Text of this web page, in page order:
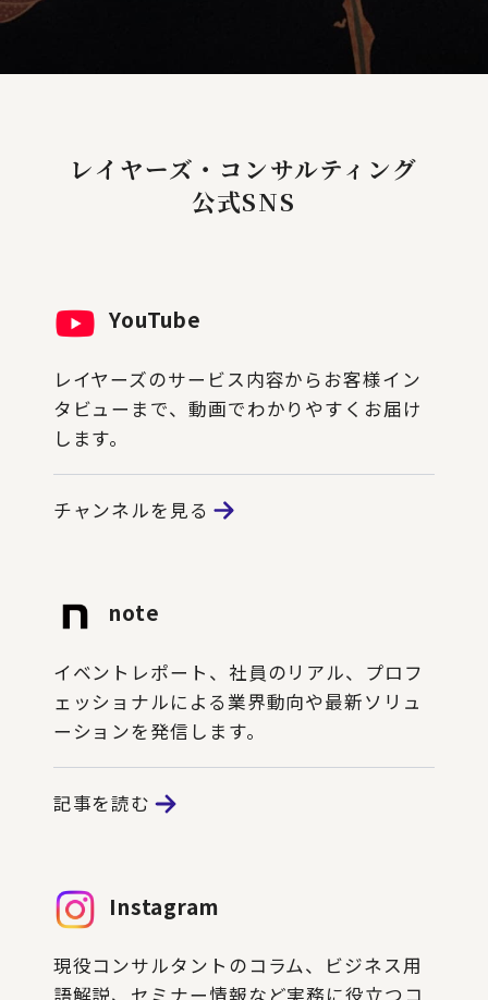
レイヤーズ・コンサルティング
公式SNS
YouTube
レイヤーズのサービス内容からお客様イン
タビューまで、動画でわかりやすくお届け
します。
チャンネルを見る
note
イベントレポート、社員のリアル、プロフ
ェッショナルによる業界動向や最新ソリュ
ーションを発信します。
記事を読む
Instagram
現役コンサルタントのコラム、ビジネス用